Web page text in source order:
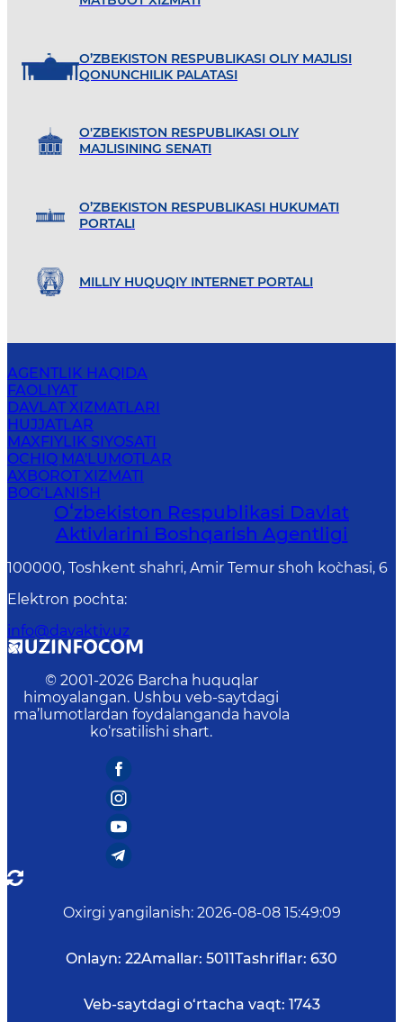
O’ZBEKISTON RESPUBLIKASI OLIY MAJLISI
QONUNCHILIK PALATASI
O'ZBEKISTON RESPUBLIKASI OLIY
MAJLISINING SENATI
O’ZBEKISTON RESPUBLIKASI HUKUMATI
PORTALI
MILLIY HUQUQIY INTERNET PORTALI
AGENTLIK HAQIDA
FAOLIYAT
DAVLAT XIZMATLARI
HUJJATLAR
MAXFIYLIK SIYOSATI
OCHIQ MA'LUMOTLAR
AXBOROT XIZMATI
BOG‘LANISH
Oʻzbekiston Respublikasi Davlat
Aktivlarini Boshqarish Agentligi
100000, Toshkent shahri, Amir Temur shoh ko`chasi, 6
Elektron pochta:
info@davaktiv.uz
© 2001-2026 Barcha huquqlar
himoyalangan. Ushbu veb-saytdagi
ma’lumotlardan foydalanganda havola
ko‘rsatilishi shart.
Oxirgi yangilanish: 2026-08-08 15:49:09
Onlayn: 22Amallar: 5011Tashriflar: 630
Veb-saytdagi o‘rtacha vaqt: 1743